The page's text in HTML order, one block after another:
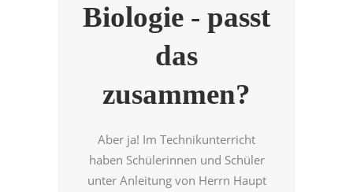
Biologie - passt
das
zusammen?
Aber ja! Im Technikunterricht
haben Schülerinnen und Schüler
unter Anleitung von Herrn Haupt